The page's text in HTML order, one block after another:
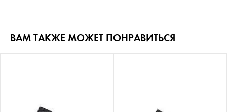
ВАМ ТАКЖЕ МОЖЕТ ПОНРАВИТЬСЯ